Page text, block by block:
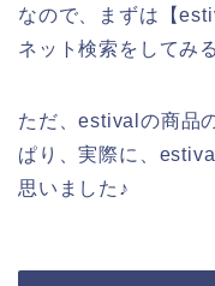
なので、まずは【
ネット検索をしてみ
ただ、estivalの商品
ぱり、実際に、
思いました♪